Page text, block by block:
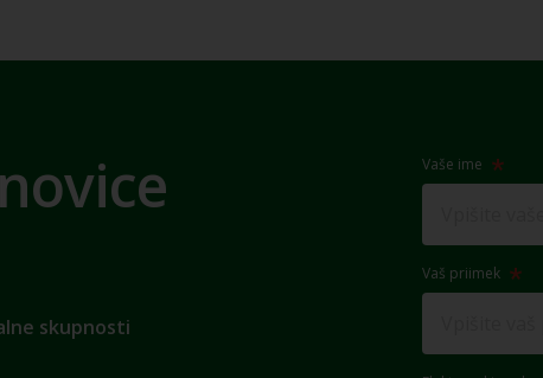
skupnosti
Vaše ime
Vaš priimek